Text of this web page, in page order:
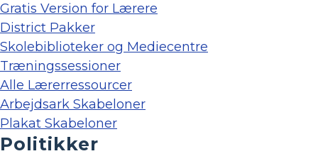
Gratis Version for Lærere
District Pakker
Skolebiblioteker og Mediecentre
Træningssessioner
Alle Lærerressourcer
Arbejdsark Skabeloner
Plakat Skabeloner
Politikker